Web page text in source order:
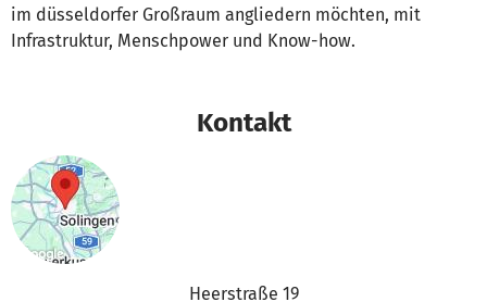
im düsseldorfer Großraum angliedern möchten, mit
Infrastruktur, Menschpower und Know-how.
Kontakt
Heerstraße 19